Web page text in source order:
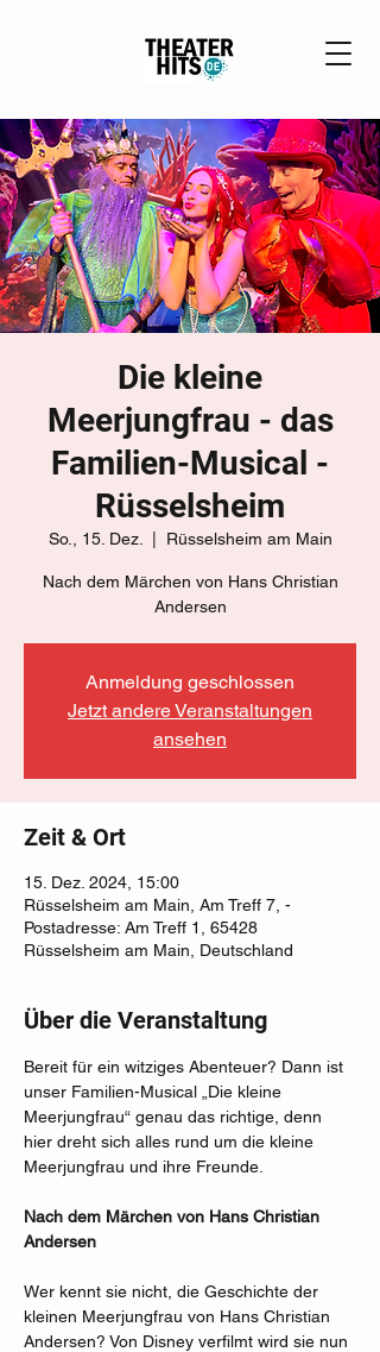
Die kleine
Meerjungfrau - das
Familien-Musical -
Rüsselsheim
So., 15. Dez. Rüsselsheim am Main
Nach dem Märchen von Hans Christian
Andersen
Anmeldung geschlossen
Jetzt andere Veranstaltungen
ansehen
Zeit & Ort
15. Dez. 2024, 15:00
Rüsselsheim am Main, Am Treff 7, -
Postadresse: Am Treff 1, 65428
Rüsselsheim am Main, Deutschland
Über die Veranstaltung
Bereit für ein witziges Abenteuer? Dann ist
unser Familien-Musical „Die kleine
Meerjungfrau“ genau das richtige, denn
hier dreht sich alles rund um die kleine
Meerjungfrau und ihre Freunde.
Nach dem Märchen von Hans Christian
Andersen
Wer kennt sie nicht, die Geschichte der
kleinen Meerjungfrau von Hans Christian
Andersen? Von Disney verfilmt wird sie nun